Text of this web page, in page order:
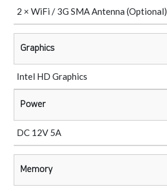
2 × WiFi / 3G SMA Antenna (Optional)
Graphics
Intel HD Graphics
Power
DC 12V 5A
Memory